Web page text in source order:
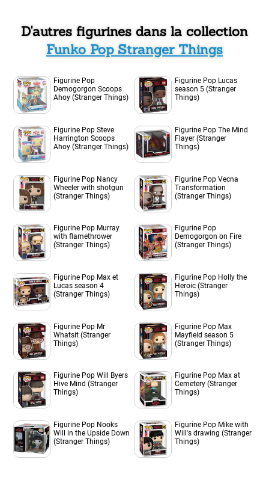
D'autres figurines dans la collection
Funko Pop Stranger Things
Figurine Pop
Demogorgon Scoops
Ahoy (Stranger Things)
Figurine Pop Lucas
season 5 (Stranger
Things)
Figurine Pop Steve
Harrington Scoops
Ahoy (Stranger Things)
Figurine Pop The Mind
Flayer (Stranger
Things)
Figurine Pop Nancy
Wheeler with shotgun
(Stranger Things)
Figurine Pop Vecna
Transformation
(Stranger Things)
Figurine Pop Murray
with flamethrower
(Stranger Things)
Figurine Pop
Demogorgon on Fire
(Stranger Things)
Figurine Pop Max et
Lucas season 4
(Stranger Things)
Figurine Pop Holly the
Heroic (Stranger
Things)
Figurine Pop Mr
Whatsit (Stranger
Things)
Figurine Pop Max
Mayfield season 5
(Stranger Things)
Figurine Pop Will Byers
Hive Mind (Stranger
Things)
Figurine Pop Max at
Cemetery (Stranger
Things)
Figurine Pop Nooks
Will in the Upside Down
(Stranger Things)
Figurine Pop Mike with
Will's drawing (Stranger
Things)